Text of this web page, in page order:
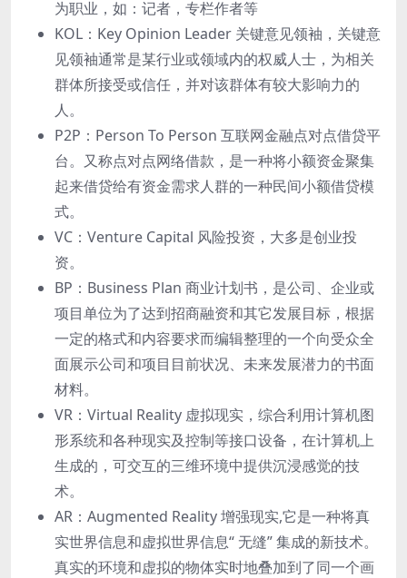
为职业，如：记者，专栏作者等
KOL：Key Opinion Leader 关键意⻅领袖，关键意
⻅领袖通常是某⾏业或领域内的权威⼈⼠，为相关
群体所接受或信任，并对该群体有较⼤影响⼒的
⼈。
P2P：Person To Person 互联⽹⾦融点对点借贷平
台。⼜称点对点⽹络借款，是⼀种将⼩额资⾦聚集
起来借贷给有资⾦需求⼈群的⼀种⺠间⼩额借贷模
式。
VC：Venture Capital ⻛险投资，⼤多是创业投
资。
BP：Business Plan 商业计划书，是公司、企业或
项⽬单位为了达到招商融资和其它发展⽬标，根据
⼀定的格式和内容要求⽽编辑整理的⼀个向受众全
⾯展示公司和项⽬⽬前状况、未来发展潜⼒的书⾯
材料。
VR：Virtual Reality 虚拟现实，综合利⽤计算机图
形系统和各种现实及控制等接⼝设备，在计算机上
⽣成的，可交互的三维环境中提供沉浸感觉的技
术。
AR：Augmented Reality 增强现实,它是⼀种将真
实世界信息和虚拟世界信息“ ⽆缝” 集成的新技术。
真实的环境和虚拟的物体实时地叠加到了同⼀个画